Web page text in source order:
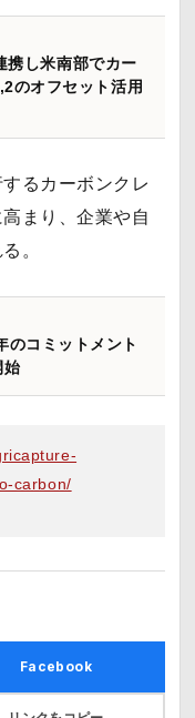
し米南部でカー
のオフセット活用
るカーボンクレ
まり、企業や自
。
のコミットメント
始
carbon/
Facebook